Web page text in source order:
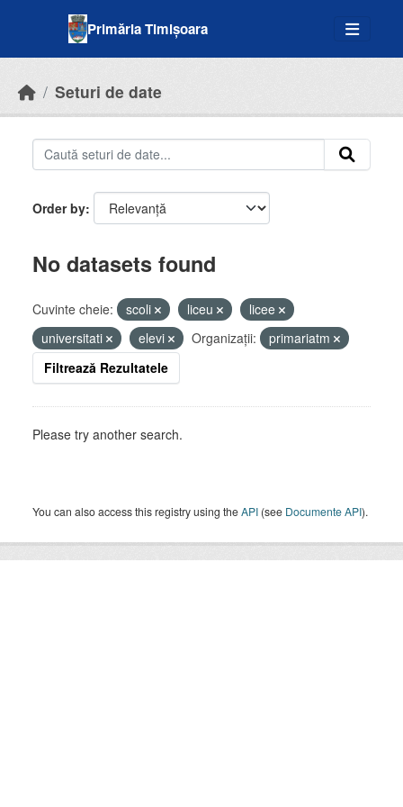
Primăria Timișoara
Seturi de date
Order by
No datasets found
Cuvinte cheie: scoli liceu
licee
universitati
elevi Organizații:
primariatm
Filtrează Rezultatele
Please try another search.
You can also access this registry using theAPI (see Documente API).